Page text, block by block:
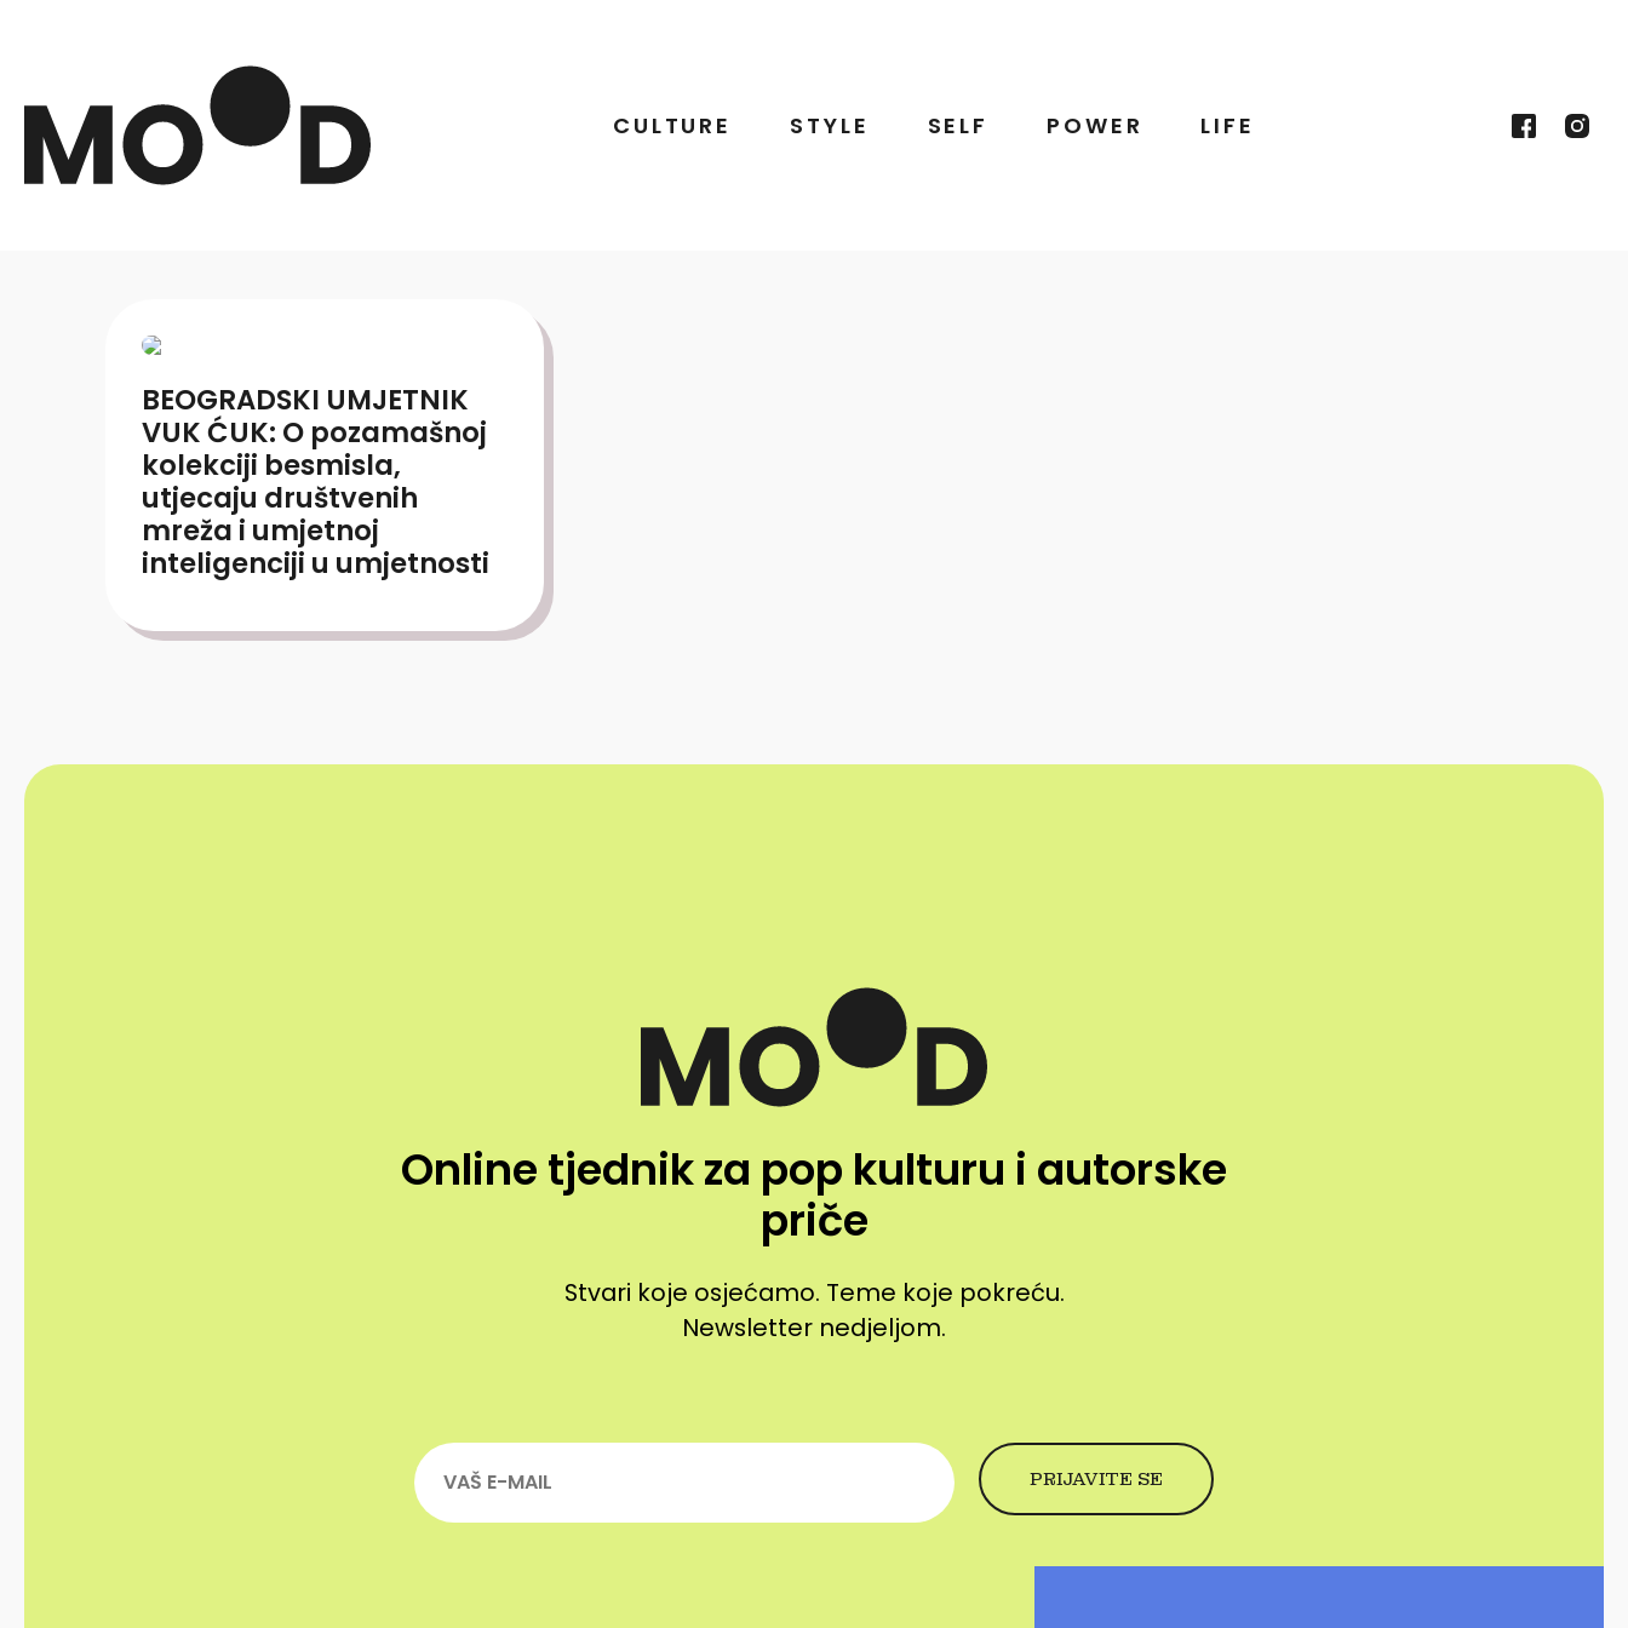
CULTURE STYLE SELF POWER LIFE
BEOGRADSKI UMJETNIK
VUK ĆUK: O pozamašnoj
kolekciji besmisla,
utjecaju društvenih
mreža i umjetnoj
inteligenciji u umjetnosti
Online tjednik za pop kulturu i autorske
priče
Stvari koje osjećamo. Teme koje pokreću.
Newsletter nedjeljom.